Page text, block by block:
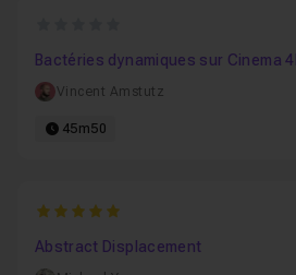
Bactéries dynamiques sur Cinema
Vincent Amstutz
45m50
5
Abstract Displacement